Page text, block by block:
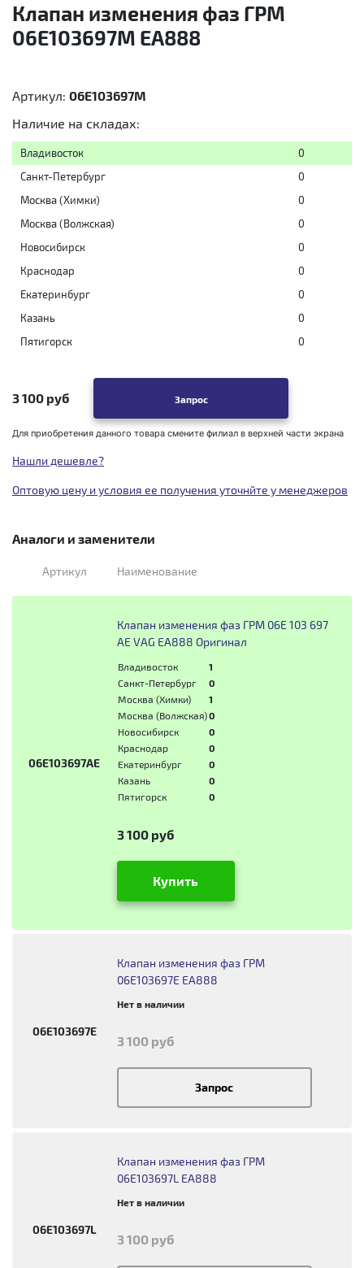
Клапан изменения фаз ГРМ
06E103697M EA888
Артикул: 06E103697M
Наличие на складах:
Владивосток
0
Санкт-Петербург
0
Москва (Химки)
0
Москва (Волжская)
0
Новосибирск
0
Краснодар
0
Екатеринбург
0
Казань
0
Пятигорск
0
3 100 руб Запрос
Для приобретения данного товара смените филиал в верхней части экрана
Нашли дешевле?
Оптовую цену и условия ее получения уточнйте у менеджеров
Аналоги и заменители
Артикул Наименование
06E103697AE
Клапан изменения фаз ГРМ 06E 103 697
AE VAG EA888 Оригинал
Владивосток
1
Санкт-Петербург
0
Москва (Химки)
1
Москва (Волжская)0
Новосибирск
0
Краснодар
0
Екатеринбург
0
Казань
0
Пятигорск
0
3 100 руб
Купить
06E103697E
Клапан изменения фаз ГРМ
06E103697E EA888
Нет в наличии
3 100 руб
Запрос
06E103697L
Клапан изменения фаз ГРМ
06E103697L EA888
Нет в наличии
3 100 руб